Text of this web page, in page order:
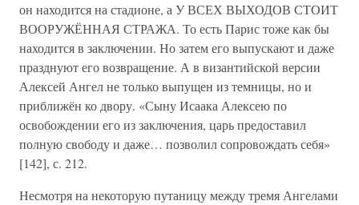
он находится на стадионе, а У ВСЕХ ВЫХОДОВ СТОИТ
ВООРУЖЁННАЯ СТРАЖА. То есть Парис тоже как бы
находится в заключении. Но затем его выпускают и даже
празднуют его возвращение. А в византийской версии
Алексей Ангел не только выпущен из темницы, но и
приближён ко двору. «Сыну Исаака Алексею по
освобождении его из заключения, царь предоставил
полную свободу и даже… позволил сопровождать себя»
[142], с. 212.
Несмотря на некоторую путаницу между тремя Ангелами